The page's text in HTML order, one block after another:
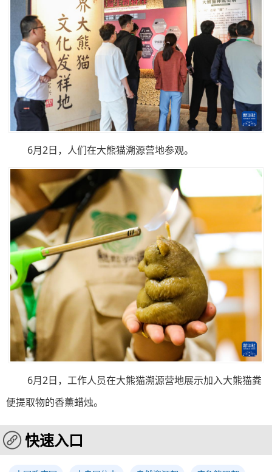
6月2日，人们在大熊猫溯源营地参观。
6月2日，工作人员在大熊猫溯源营地展示加入大熊猫粪
便提取物的香薰蜡烛。
快速入口